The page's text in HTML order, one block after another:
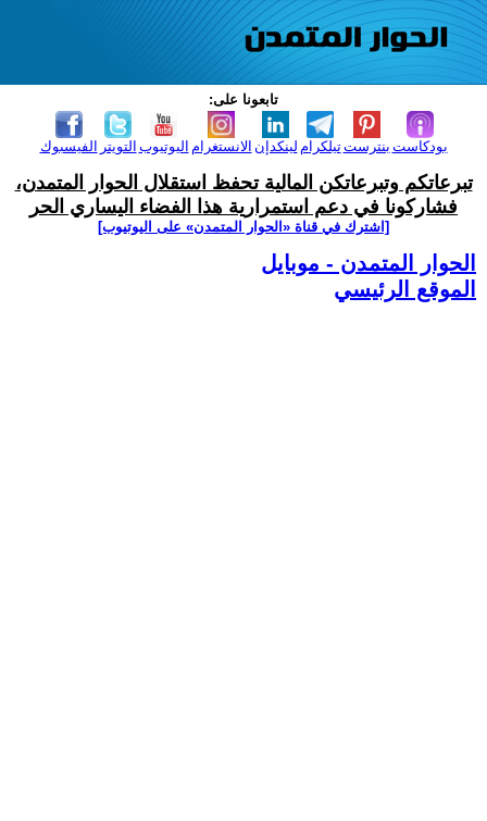
تابعونا على:
الفيسبوك التويتر اليوتيوب الانستغرام لينكدإن تيلكرامبنترست بودكاست
تبرعاتكم وتبرعاتكن المالية تحفظ استقلال الحوار المتمدن،
فشاركونا في دعم استمرارية هذا الفضاء اليساري الحر
[اشترك في قناة ‫«الحوار المتمدن» على اليوتيوب]
الحوار المتمدن - موبايل
الموقع الرئيسي